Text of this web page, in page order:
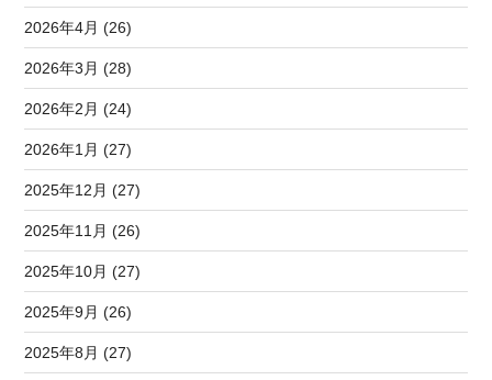
2026年4月 (26)
2026年3月 (28)
2026年2月 (24)
2026年1月 (27)
2025年12月 (27)
2025年11月 (26)
2025年10月 (27)
2025年9月 (26)
2025年8月 (27)